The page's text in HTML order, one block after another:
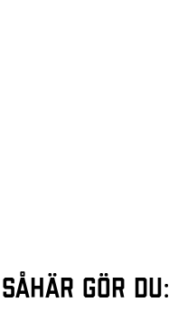
SÅHÄR GÖR DU: